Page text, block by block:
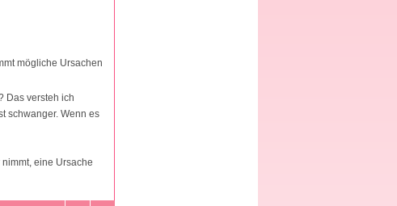
mögliche Ursachen
Das versteh ich
schwanger. Wenn es
eine Ursache